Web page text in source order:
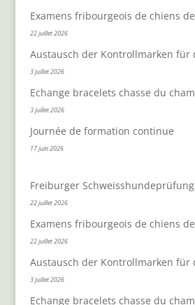
Examens fribourgeois de chiens
22 juillet 2026
Austausch der Kontrollmarken für
3 juillet 2026
Echange bracelets chasse du
3 juillet 2026
Journée de formation continue
17 juin 2026
Freiburger
22 juillet 2026
Examens fribourgeois de chiens
22 juillet 2026
Austausch der Kontrollmarken für
3 juillet 2026
Echange bracelets chasse du